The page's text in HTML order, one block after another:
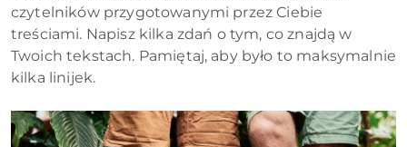
czytelników przygotowanymi przez Ciebie
treściami. Napisz kilka zdań o tym, co znajdą w
Twoich tekstach. Pamiętaj, aby było to maksymalnie
kilka linijek.